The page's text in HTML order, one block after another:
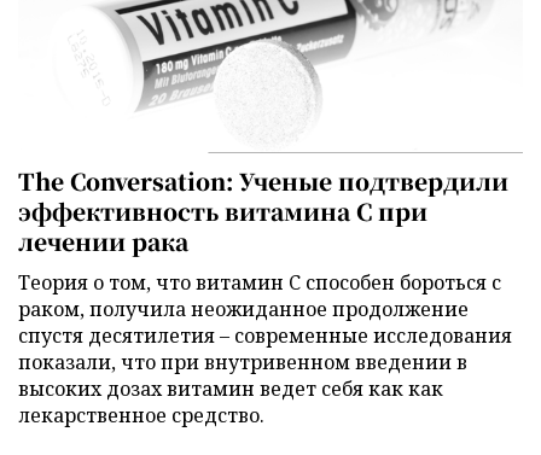
The Conversation: Ученые подтвердили
эффективность витамина C при
лечении рака
Теория о том, что витамин C способен бороться с
раком, получила неожиданное продолжение
спустя десятилетия – современные исследования
показали, что при внутривенном введении в
высоких дозах витамин ведет себя как как
лекарственное средство.